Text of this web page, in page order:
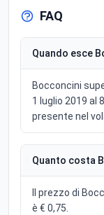
FAQ
Quando esce
Bocconcini
1 luglio 2019 al
presente nel
Quanto costa
Il prezzo di
è € 0,75.